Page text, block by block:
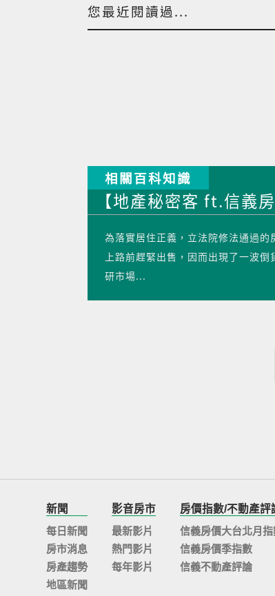
您最近閱讀過...
相關百科知識
【地產秘密客 ft.信義
為落實居住正義，立法院修法通過
上路前趕緊出售，因而出現了一波
研市場...
新聞
每日新聞
房市消息
房產趨勢
地區新聞
影音房市
最新影片
熱門影片
每年影片
房價指數/不動產評
信義房價大台北月指
信義房價季指數
信義不動產評論